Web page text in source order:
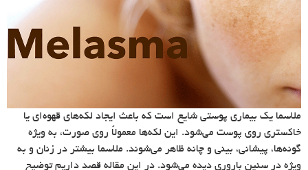
ملاسما یک بیماری پوستی شایع است که باعث ایجاد لکه‌های قهوه‌ای یا
خاکستری روی پوست می‌شود. این لکه‌ها معمولاً روی صورت، به ویژه
گونه‌ها، پیشانی، بینی و چانه ظاهر می‌شوند. ملاسما بیشتر در زنان و به
ویژه در سنین باروری دیده می‌شود. در این مقاله قصد داریم توضیح